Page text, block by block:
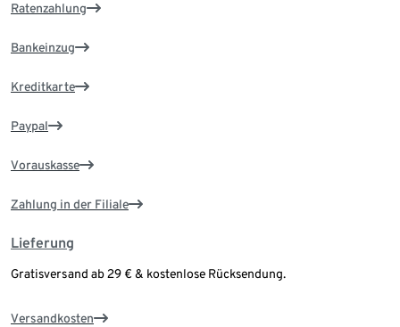
Ratenzahlung
Bankeinzug
Kreditkarte
Paypal
Vorauskasse
Zahlung in der Filiale
Lieferung
Gratisversand ab 29 € & kostenlose Rücksendung.
Versandkosten